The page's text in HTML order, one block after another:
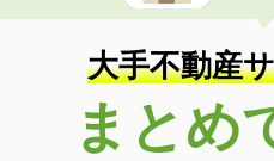
大手不動産
まとめ